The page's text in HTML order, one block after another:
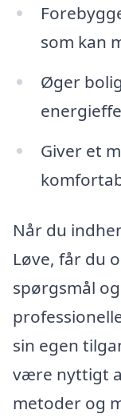
som kan
Øger
Giver et
Når du
Løve, får du
spørgsmål
sin egen
være nyttigt
metoder og